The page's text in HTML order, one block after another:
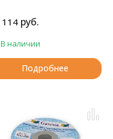
114 руб.
В наличии
Подробнее